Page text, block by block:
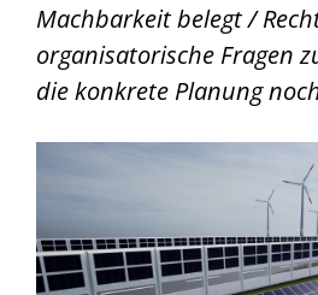
Energiesystem Industriegebiet
Aktuelles
Machbarkeit belegt /
organisatorische Fragen
die konkrete Planung